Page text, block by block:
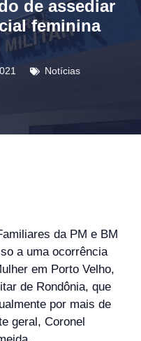
de assediar
feminina
Notícias
da PM e BM
a uma ocorrência
em Porto Velho,
de Rondônia, que
por mais de
geral, Coronel